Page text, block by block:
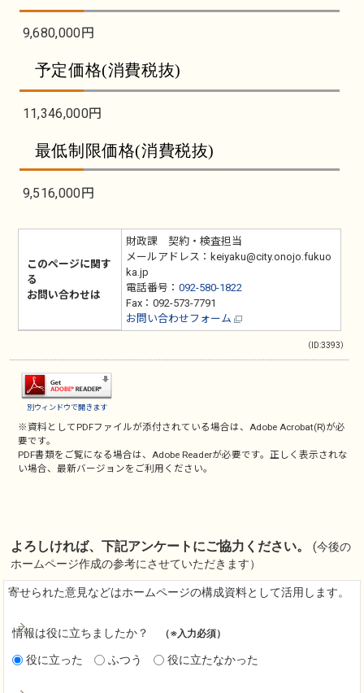
9,680,000円
予定価格(消費税抜)
11,346,000円
最低制限価格(消費税抜)
9,516,000円
このページに関す
る
お問い合わせは
財政課 契約・検査担当
メールアドレス：keiyaku@city.onojo.fukuo
ka.jp
電話番号： 092-580-1822
Fax：092-573-7791
お問い合わせフォーム
（ID:3393）
別ウィンドウで開きます
※資料としてPDFファイルが添付されている場合は、Adobe Acrobat(R)が必
要です。
PDF書類をご覧になる場合は、Adobe Readerが必要です。正しく表示されな
い場合、最新バージョンをご利用ください。